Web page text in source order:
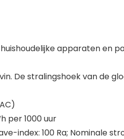
apparaten en
De stralingshoek van de
per 1000 uur
index: 100 Ra; Nominale